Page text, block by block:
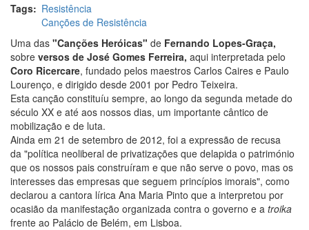
Tags
Resistência
Canções de Resistência
Uma das "Canções Heróicas" de Fernando Lopes-Graça,
sobre versos de José Gomes Ferreira, aqui interpretada pelo
Coro Ricercare, fundado pelos maestros Carlos Caires e Paulo
Lourenço, e dirigido desde 2001 por Pedro Teixeira.
Esta canção constituíu sempre, ao longo da segunda metade do
século XX e até aos nossos dias, um importante cântico de
mobilização e de luta.
Ainda em 21 de setembro de 2012, foi a expressão de recusa
da "política neoliberal de privatizações que delapida o património
que os nossos pais construíram e que não serve o povo, mas os
interesses das empresas que seguem princípios imorais", como
declarou a cantora lírica Ana Maria Pinto que a interpretou por
ocasião da manifestação organizada contra o governo e a troika
frente ao Palácio de Belém, em Lisboa.